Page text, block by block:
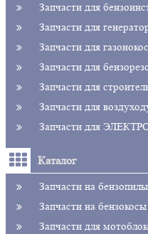
Запчасти для
Запчасти для
Запчасти для
Запчасти для
Запчасти для
Запчасти для
Запчасти для
Каталог
Запчасти на бензопилы
Запчасти на бензокосы
Запчасти для